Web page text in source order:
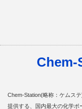
Chem-
Chem-Station(略称：ケムス
提供する、国内最大の化学ポ